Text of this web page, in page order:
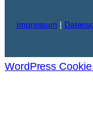
Impressum |
WordPress